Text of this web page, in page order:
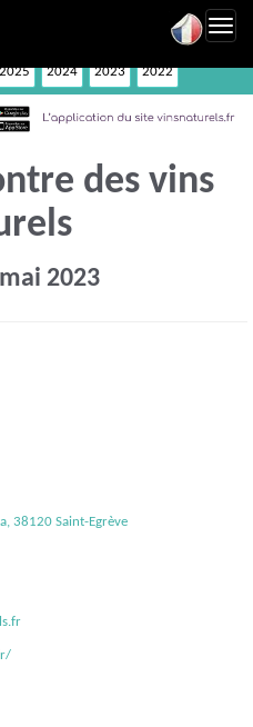
2025 2024 2023 2022
des vins
2023
38120 Saint-Egrève